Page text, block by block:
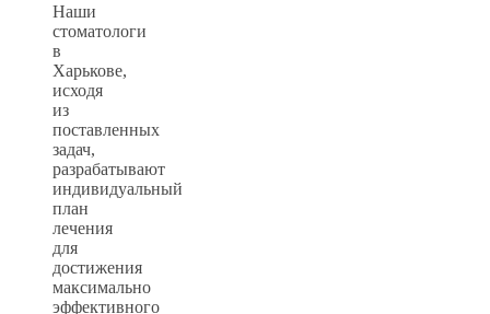
Наши
стоматологи
в
Харькове,
исходя
из
поставленных
задач,
разрабатывают
индивидуальный
план
лечения
для
достижения
максимально
эффективного